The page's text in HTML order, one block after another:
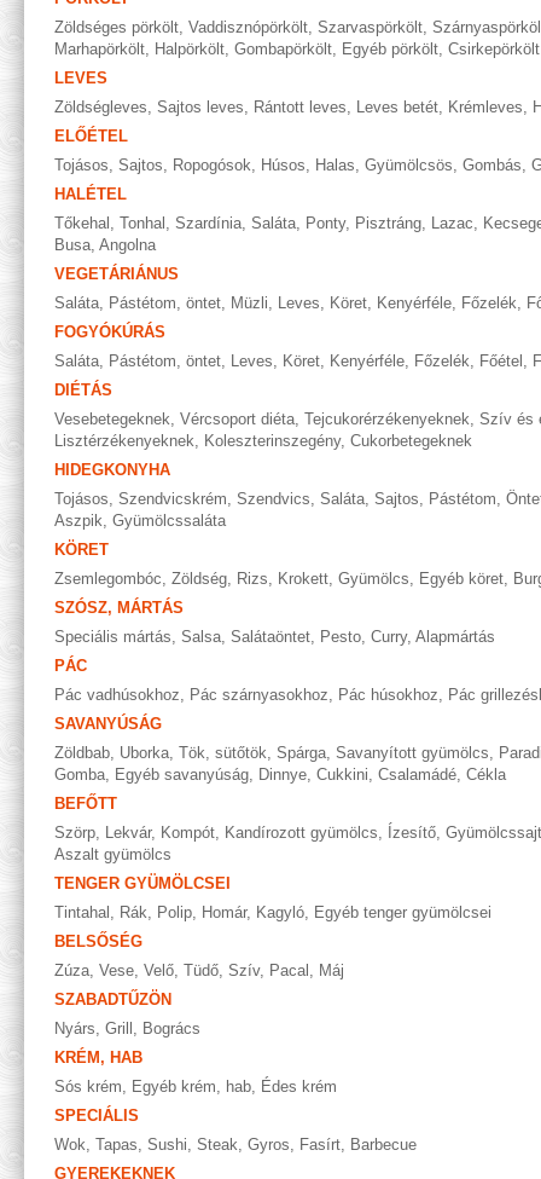
Zöldséges pörkölt, Vaddisznópörkölt, Szarvaspörkölt,
Marhapörkölt, Halpörkölt, Gombapörkölt, Egyéb pörkölt, Csirkepörkölt
LEVES
Zöldségleves, Sajtos leves, Rántott leves, Leves betét, Krémleves,
ELŐÉTEL
Tojásos, Sajtos, Ropogósok, Húsos, Halas, Gyümölcsös, Gombás,
HALÉTEL
Tőkehal , Tonhal , Szardínia, Saláta, Ponty, Pisztráng, Lazac,
Busa, Angolna
VEGETÁRIÁNUS
Saláta, Pástétom, öntet, Müzli, Leves, Köret, Kenyérféle, Főzelék,
FOGYÓKÚRÁS
Saláta, Pástétom, öntet, Leves, Köret, Kenyérféle, Főzelék, Főétel ,
DIÉTÁS
Vesebetegeknek, Vércsoport diéta, Tejcukorérzékenyeknek, Szív és
Lisztérzékenyeknek, Koleszterinszegény, Cukorbetegeknek
HIDEGKONYHA
Tojásos, Szendvicskrém, Szendvics, Saláta, Sajtos, Pástétom,
Aszpik, Gyümölcssaláta
KÖRET
Zsemlegombóc, Zöldség, Rizs, Krokett, Gyümölcs, Egyéb köret,
SZÓSZ, MÁRTÁS
Speciális mártás, Salsa, Salátaöntet, Pesto, Curry, Alapmártás
PÁC
Pác vadhúsokhoz, Pác szárnyasokhoz, Pác húsokhoz, Pác
SAVANYÚSÁG
Zöldbab, Uborka, Tök, sütőtök, Spárga, Savanyított gyümölcs,
Gomba, Egyéb savanyúság, Dinnye, Cukkini, Csalamádé, Cékla
BEFŐTT
Szörp, Lekvár, Kompót, Kandírozott gyümölcs, Ízesítő, Gyümölcssajt
Aszalt gyümölcs
TENGER GYÜMÖLCSEI
Tintahal , Rák, Polip, Homár, Kagyló, Egyéb tenger gyümölcsei
BELSŐSÉG
Zúza, Vese, Velő, Tüdő, Szív, Pacal , Máj
SZABADTŰZÖN
Nyárs, Grill , Bogrács
KRÉM, HAB
Sós krém, Egyéb krém, hab, Édes krém
SPECIÁLIS
Wok, Tapas, Sushi, Steak, Gyros, Fasírt, Barbecue
GYEREKEKNEK